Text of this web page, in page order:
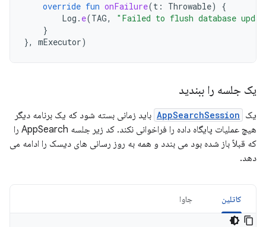
override fun onFailure(t : Throwable)
{
Log . e(TAG,
"Failed to flush database
}
},
mExecutor)
یک جلسه را ببندید
یک AppSearchSession باید زمانی بسته شود که یک برنامه دیگر
هیچ عملیات پایگاه داده را فراخوانی نکند. کد زیر جلسه AppSearch را
که قبلاً باز شده بود می بندد و همه به روز رسانی های دیسک را ادامه می
دهد.
کاتلین جاوا